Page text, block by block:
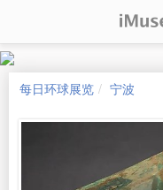
每日环球展览 宁波